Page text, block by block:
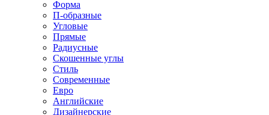
Форма
П-образные
Угловые
Прямые
Радиусные
Скошенные углы
Стиль
Современные
Евро
Английские
Дизайнерские